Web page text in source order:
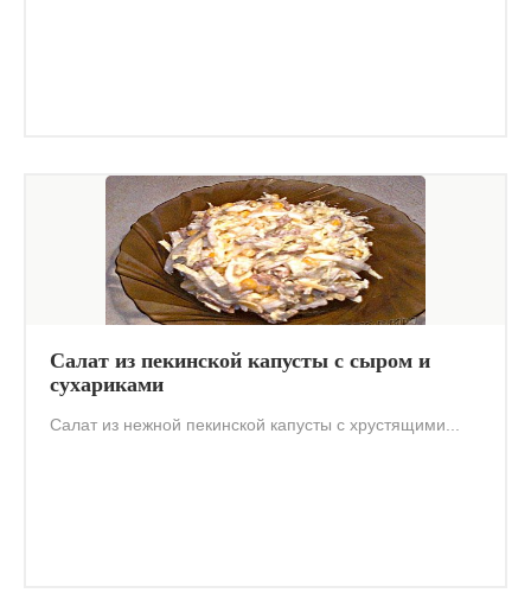
Салат из пекинской капусты с сыром и
сухариками
Салат из нежной пекинской капусты с хрустящими...